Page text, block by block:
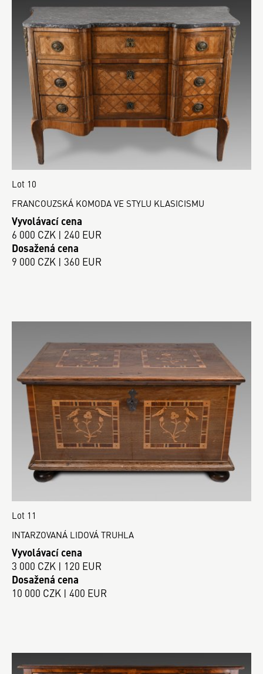
Lot 10
FRANCOUZSKÁ KOMODA VE STYLU KLASICISMU
Vyvolávací cena
6 000 CZK | 240 EUR
Dosažená cena
9 000 CZK | 360 EUR
Lot 11
INTARZOVANÁ LIDOVÁ TRUHLA
Vyvolávací cena
3 000 CZK | 120 EUR
Dosažená cena
10 000 CZK | 400 EUR